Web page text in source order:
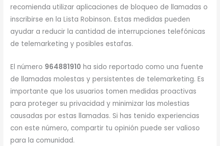
recomienda utilizar aplicaciones de bloqueo de llamadas o
inscribirse en la Lista Robinson. Estas medidas pueden
ayudar a reducir la cantidad de interrupciones telefónicas
de telemarketing y posibles estafas.
El número 964881910 ha sido reportado como una fuente
de llamadas molestas y persistentes de telemarketing. Es
importante que los usuarios tomen medidas proactivas
para proteger su privacidad y minimizar las molestias
causadas por estas llamadas. Si has tenido experiencias
con este número, compartir tu opinión puede ser valioso
para la comunidad.